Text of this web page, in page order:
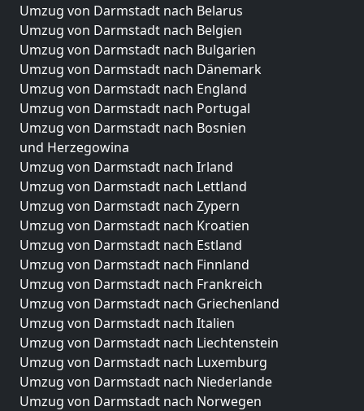
Umzug von Darmstadt nach Belarus
Umzug von Darmstadt nach Belgien
Umzug von Darmstadt nach Bulgarien
Umzug von Darmstadt nach Dänemark
Umzug von Darmstadt nach England
Umzug von Darmstadt nach Portugal
Umzug von Darmstadt nach Bosnien
und Herzegowina
Umzug von Darmstadt nach Irland
Umzug von Darmstadt nach Lettland
Umzug von Darmstadt nach Zypern
Umzug von Darmstadt nach Kroatien
Umzug von Darmstadt nach Estland
Umzug von Darmstadt nach Finnland
Umzug von Darmstadt nach Frankreich
Umzug von Darmstadt nach Griechenland
Umzug von Darmstadt nach Italien
Umzug von Darmstadt nach Liechtenstein
Umzug von Darmstadt nach Luxemburg
Umzug von Darmstadt nach Niederlande
Umzug von Darmstadt nach Norwegen